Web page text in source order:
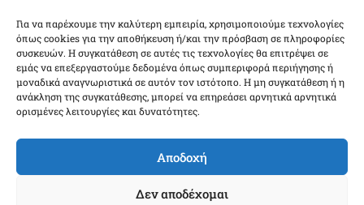
Για να παρέχουμε την καλύτερη εμπειρία, χρησιμοποιούμε τεχνολογίες
όπως cookies για την αποθήκευση ή/και την πρόσβαση σε πληροφορίες
συσκευών. Η συγκατάθεση σε αυτές τις τεχνολογίες θα επιτρέψει σε
εμάς να επεξεργαστούμε δεδομένα όπως συμπεριφορά περιήγησης ή
μοναδικά αναγνωριστικά σε αυτόν τον ιστότοπο. Η μη συγκατάθεση ή η
ανάκληση της συγκατάθεσης, μπορεί να επηρεάσει αρνητικά αρνητικά
ορισμένες λειτουργίες και δυνατότητες.
Αποδοχή
Δεν αποδέχομαι
Κάντε κλικ για να αποδεχτείτε cookies
εμπορικής προώθησης και να